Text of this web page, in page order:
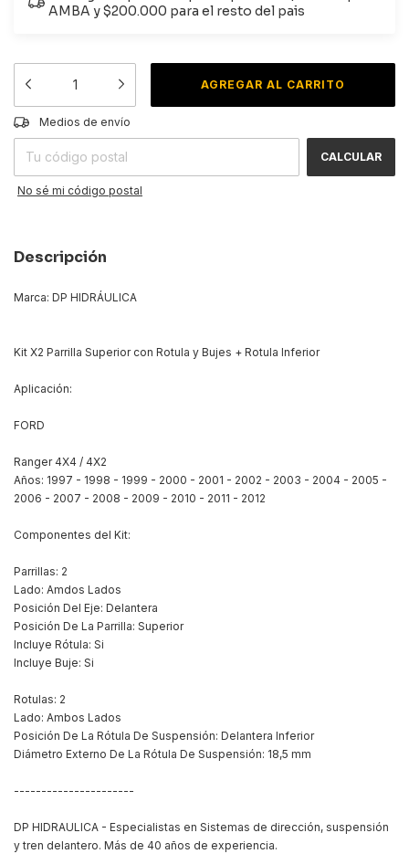
AMBA y $200.000 para el resto del pais
Entregas para el CP:
Medios de envío
CALCULAR
No sé mi código postal
Descripción
Marca: DP HIDRÁULICA
Kit X2 Parrilla Superior con Rotula y Bujes + Rotula Inferior
Aplicación:
FORD
Ranger 4X4 / 4X2
Años: 1997 - 1998 - 1999 - 2000 - 2001 - 2002 - 2003 - 2004 - 2005 -
2006 - 2007 - 2008 - 2009 - 2010 - 2011 - 2012
Componentes del Kit:
Parrillas: 2
Lado: Amdos Lados
Posición Del Eje: Delantera
Posición De La Parrilla: Superior
Incluye Rótula: Si
Incluye Buje: Si
Rotulas: 2
Lado: Ambos Lados
Posición De La Rótula De Suspensión: Delantera Inferior
Diámetro Externo De La Rótula De Suspensión: 18,5 mm
----------------------
DP HIDRAULICA - Especialistas en Sistemas de dirección, suspensión
y tren delantero. Más de 40 años de experiencia.